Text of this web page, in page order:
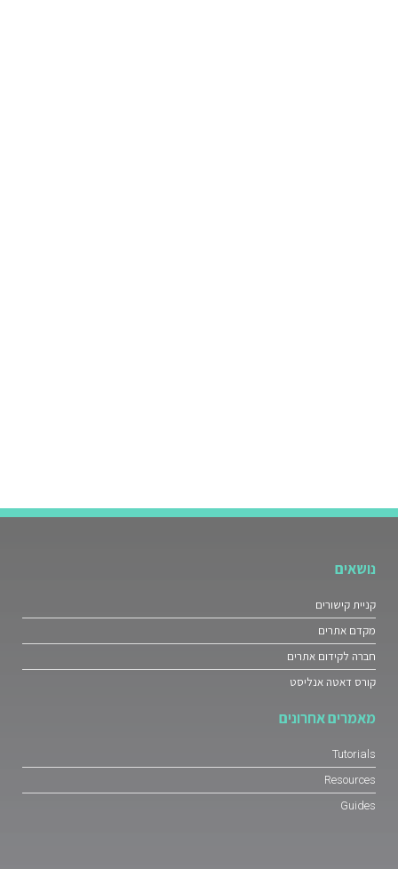
נושאים
קניית קישורים
מקדם אתרים
חברה לקידום אתרים
קורס דאטה אנליסט
מאמרים אחרונים
Tutorials
Resources
Guides